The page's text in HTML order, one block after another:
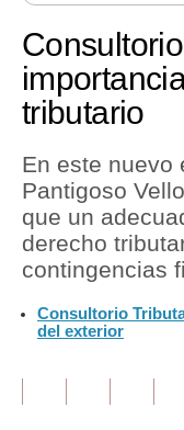
Economía
Mercados
Política
Tu Dinero
Finanzas Personales
Inmobiliarias
Opinión
tributario
En este nuevo
Pantigoso
que un
derecho
contingencias
Consultorio
del exterior